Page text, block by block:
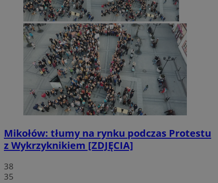
Mikołów: tłumy na rynku podczas Protestu
z Wykrzyknikiem [ZDJĘCIA]
38
35